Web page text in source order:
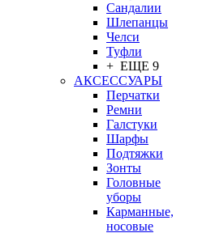
Сандалии
Шлепанцы
Челси
Туфли
+ ЕЩЕ 9
АКСЕССУАРЫ
Перчатки
Ремни
Галстуки
Шарфы
Подтяжки
Зонты
Головные
уборы
Карманные,
носовые